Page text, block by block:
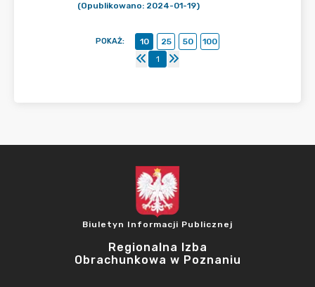
(Opublikowano: 2024-01-19)
POKAŻ: 10 25 50
100
1
Biuletyn Informacji Publicznej
Regionalna Izba
Obrachunkowa w Poznaniu